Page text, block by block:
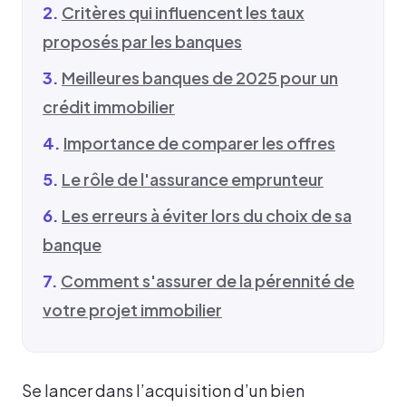
Critères qui influencent les taux
proposés par les banques
Meilleures banques de 2025 pour un
crédit immobilier
Importance de comparer les offres
Le rôle de l'assurance emprunteur
Les erreurs à éviter lors du choix de sa
banque
Comment s'assurer de la pérennité de
votre projet immobilier
Se lancer dans l’acquisition d’un bien